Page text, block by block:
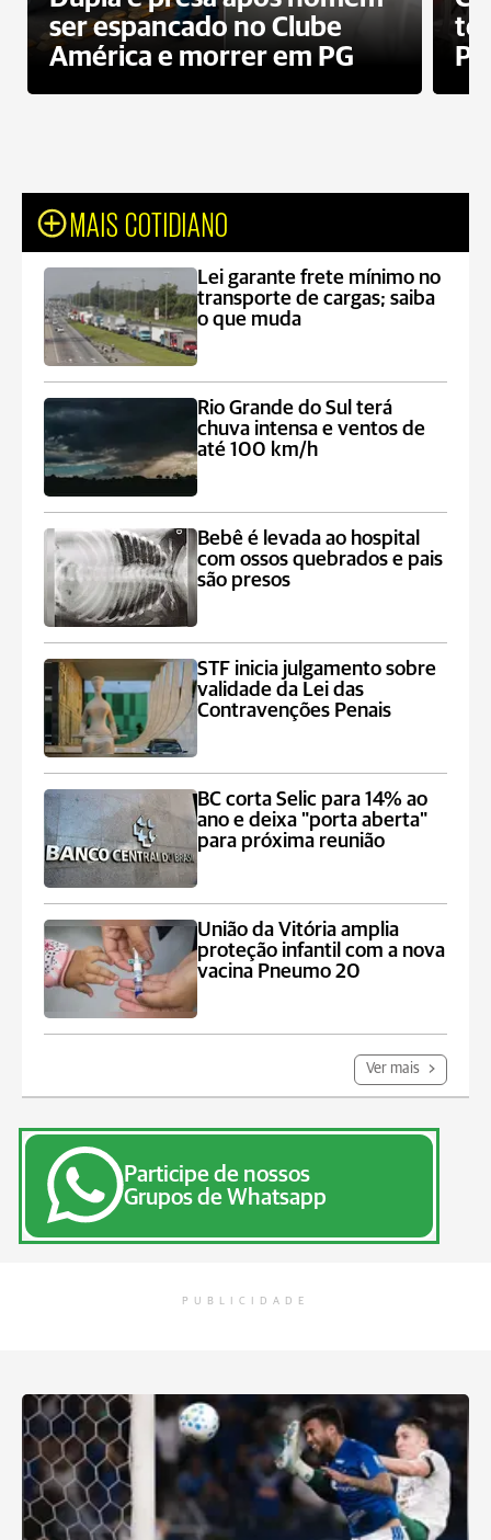
ser espancado no Clube
América e morrer em PG
PG
MAIS COTIDIANO
Lei garante frete mínimo no
transporte de cargas; saiba
o que muda
Rio Grande do Sul terá
chuva intensa e ventos de
até 100 km/h
Bebê é levada ao hospital
com ossos quebrados e pais
são presos
STF inicia julgamento sobre
validade da Lei das
Contravenções Penais
BC corta Selic para 14% ao
ano e deixa "porta aberta"
para próxima reunião
União da Vitória amplia
proteção infantil com a nova
vacina Pneumo 20
Ver mais
Participe de nossos
Grupos de Whatsapp
PUBLICIDADE